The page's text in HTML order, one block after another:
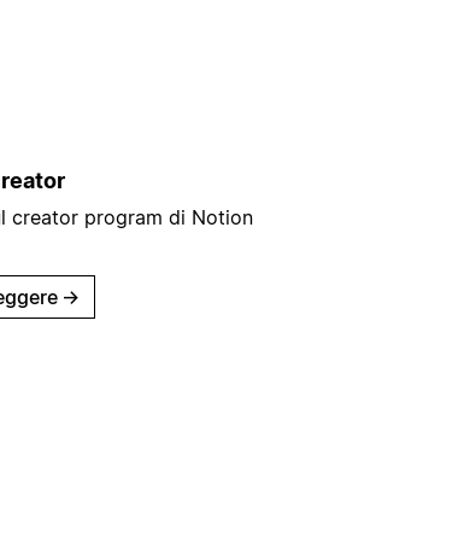
creator program di Notion
→